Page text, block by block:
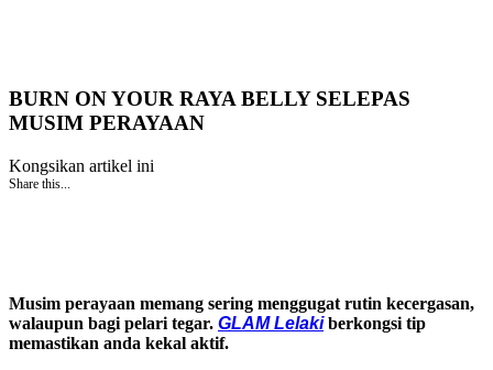
BURN ON YOUR RAYA BELLY SELEPAS
MUSIM PERAYAAN
Kongsikan artikel ini
Share this...
Musim perayaan memang sering menggugat rutin kecergasan,
walaupun bagi pelari tegar. GLAM Lelakiberkongsi tip
memastikan anda kekal aktif.